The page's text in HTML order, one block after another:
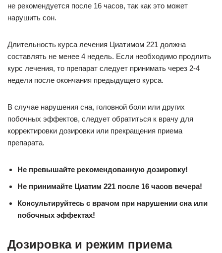
не рекомендуется после 16 часов, так как это может
нарушить сон.
Длительность курса лечения Циатимом 221 должна
составлять не менее 4 недель. Если необходимо продлить
курс лечения, то препарат следует принимать через 2-4
недели после окончания предыдущего курса.
В случае нарушения сна, головной боли или других
побочных эффектов, следует обратиться к врачу для
корректировки дозировки или прекращения приема
препарата.
Не превышайте рекомендованную дозировку!
Не принимайте Циатим 221 после 16 часов вечера!
Консультируйтесь с врачом при нарушении сна или
побочных эффектах!
Дозировка и режим приема